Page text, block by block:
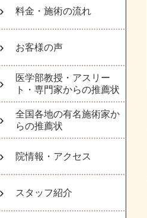
料金・施術の流れ
お客様の声
医学部教授・アスリー
ト・専門家からの推薦状
全国各地の有名施術家か
らの推薦状
院情報・アクセス
スタッフ紹介